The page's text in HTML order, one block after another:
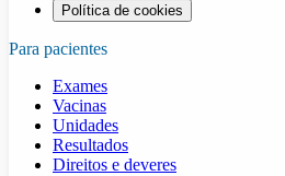
Política de cookies
Para pacientes
Exames
Vacinas
Unidades
Resultados
Direitos e deveres